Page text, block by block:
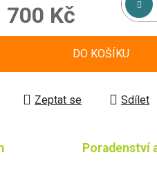
700 Kč
cena:
DO KOŠÍKU
Zeptat se Sdílet
Poradenství